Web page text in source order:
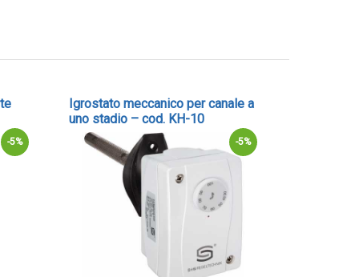
-5%
Igrostato meccanico per canale a
uno stadio – cod. KH-10
-5%